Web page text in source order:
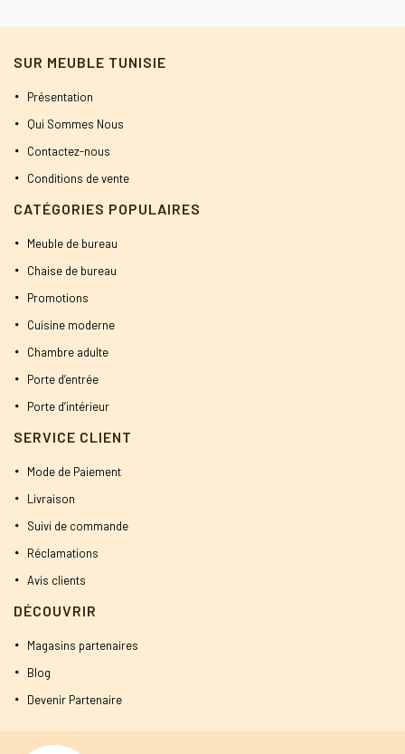
700 DT.690 DT.
SUR MEUBLE TUNISIE
Présentation
Qui Sommes Nous
Contactez-nous
Conditions de vente
CATÉGORIES POPULAIRES
Meuble de bureau
Chaise de bureau
Promotions
Cuisine moderne
Chambre adulte
Porte d’entrée
Porte d’intérieur
SERVICE CLIENT
Mode de Paiement
Livraison
Suivi de commande
Réclamations
Avis clients
DÉCOUVRIR
Magasins partenaires
Blog
Devenir Partenaire